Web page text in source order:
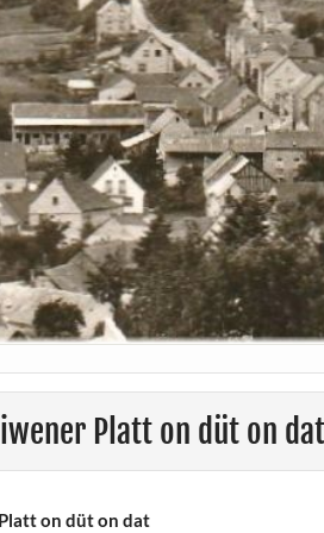
Platt on düt on
on düt on dat